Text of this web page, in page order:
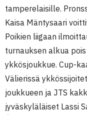
tamperelaisille.
Kaisa Mäntysaari
Poikien liigaan
turnauksen alkua
ykkösjoukkue. Cup-
Välierissä
joukkueen ja JTS
jyväskyläläiset Lassi